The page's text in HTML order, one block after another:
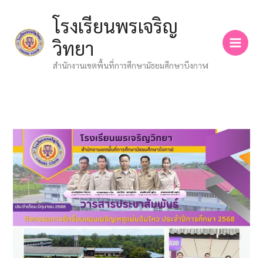
content
โรงเรียนพรเจริญ
วิทยา
สำนักงานเขตพื้นที่การศึกษามัธยมศึกษาบึงกาฬ